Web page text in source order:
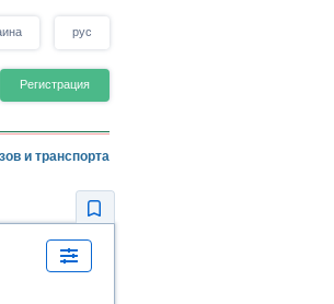
рус
Регистрация
и транспорта